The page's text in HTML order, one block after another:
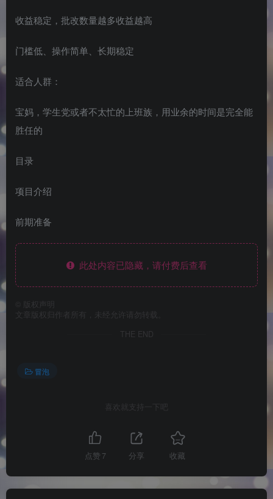
收益稳定，批改数量越多收益越高
门槛低、操作简单、长期稳定
适合人群：
宝妈，学生党或者不太忙的上班族，用业余的时间是完全能
胜任的
目录
项目介绍
前期准备
此处内容已隐藏，请付费后查看
版权声明
文章版权归作者所有，未经允许请勿转载。
THE END
冒泡
喜欢就支持一下吧
点赞 7 分享 收藏